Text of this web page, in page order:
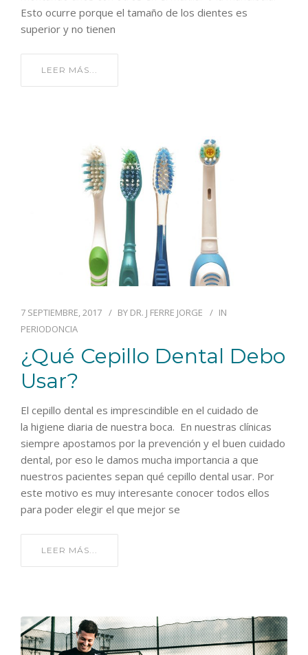
Esto ocurre porque el tamaño de los dientes es
superior y no tienen
LEER MÁS...
7 SEPTIEMBRE, 2017 BY DR. J FERRE JORGE
IN
PERIODONCIA
¿Qué Cepillo Dental Debo
Usar?
El cepillo dental es imprescindible en el cuidado de
la higiene diaria de nuestra boca. En nuestras clínicas
siempre apostamos por la prevención y el buen cuidado
dental, por eso le damos mucha importancia a que
nuestros pacientes sepan qué cepillo dental usar. Por
este motivo es muy interesante conocer todos ellos
para poder elegir el que mejor se
LEER MÁS...